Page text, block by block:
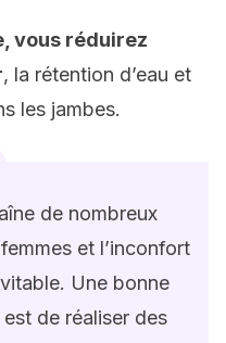
vous réduirez
, la rétention d’eau et
les jambes.
de nombreux
et l’inconfort
Une bonne
de réaliser des